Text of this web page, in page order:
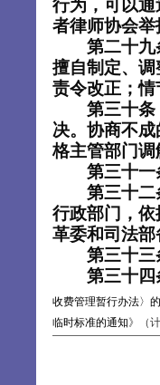
行为，可以
者律师协会举
第二十
擅自制定、
责令改正；
第三十
决。协商不
格主管部门
第三十
第三十
行政部门，
革委和司法部
第三十
第三十
收费管理暂行办法〉
临时标准的通知》（